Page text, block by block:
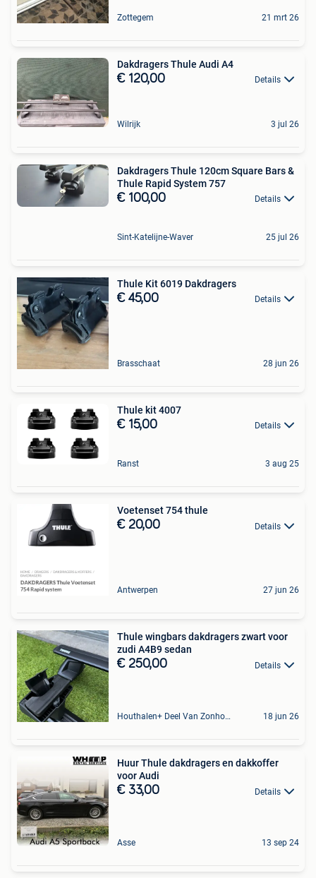
Zottegem 21 mrt 26
Dakdragers Thule Audi A4
€ 120,00 Details
Wilrijk 3 jul 26
Dakdragers Thule 120cm Square Bars &
Thule Rapid System 757
€ 100,00 Details
Sint-Katelijne-Waver 25 jul 26
Thule Kit 6019 Dakdragers
€ 45,00 Details
Brasschaat 28 jun 26
Thule kit 4007
€ 15,00 Details
Ranst 3 aug 25
Voetenset 754 thule
€ 20,00 Details
Antwerpen 27 jun 26
Thule wingbars dakdragers zwart voor
zudi A4B9 sedan
€ 250,00 Details
Houthalen+ Deel Van Zonhoven En Zolder 18 jun 26
Huur Thule dakdragers en dakkoffer
voor Audi
€ 33,00 Details
Asse 13 sep 24